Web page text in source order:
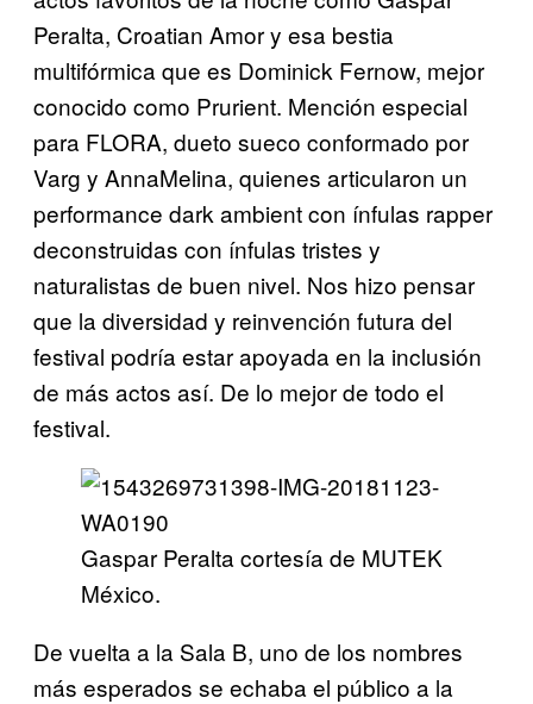
Peralta, Croatian Amor y esa bestia
multifórmica que es Dominick Fernow, mejor
conocido como Prurient. Mención especial
para FLORA, dueto sueco conformado por
Varg y AnnaMelina, quienes articularon un
performance dark ambient con ínfulas rapper
deconstruidas con ínfulas tristes y
naturalistas de buen nivel. Nos hizo pensar
que la diversidad y reinvención futura del
festival podría estar apoyada en la inclusión
de más actos así. De lo mejor de todo el
festival.
Gaspar Peralta cortesía de MUTEK
México.
De vuelta a la Sala B, uno de los nombres
más esperados se echaba el público a la